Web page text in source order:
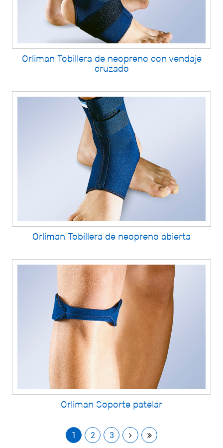
Orliman Tobillera de neopreno con vendaje
cruzado
Orliman Tobillera de neopreno abierta
Orliman Soporte patelar
1 2 3